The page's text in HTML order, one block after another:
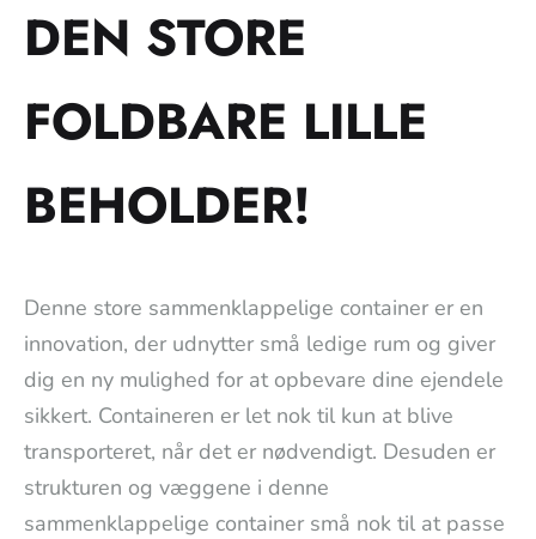
DEN STORE
FOLDBARE LILLE
BEHOLDER!
Denne store sammenklappelige container er en
innovation, der udnytter små ledige rum og giver
dig en ny mulighed for at opbevare dine ejendele
sikkert. Containeren er let nok til kun at blive
transporteret, når det er nødvendigt. Desuden er
strukturen og væggene i denne
sammenklappelige container små nok til at passe